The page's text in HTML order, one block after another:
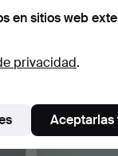
en sitios web
privacidad.
Aceptarlas